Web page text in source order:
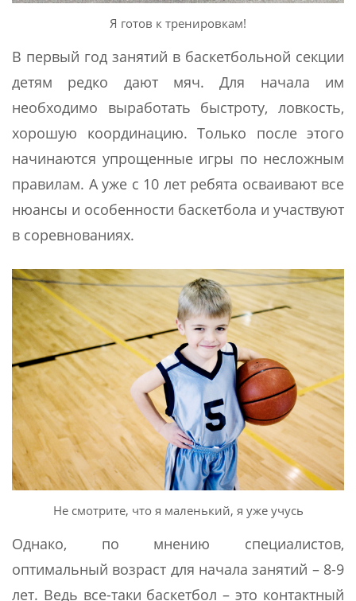
Я готов к тренировкам!
В первый год занятий в баскетбольной секции
детям редко дают мяч. Для начала им
необходимо выработать быстроту, ловкость,
хорошую координацию. Только после этого
начинаются упрощенные игры по несложным
правилам. А уже с 10 лет ребята осваивают все
нюансы и особенности баскетбола и участвуют
в соревнованиях.
Не смотрите, что я маленький, я уже учусь
Однако, по мнению специалистов,
оптимальный возраст для начала занятий – 8-9
лет. Ведь все-таки баскетбол – это контактный